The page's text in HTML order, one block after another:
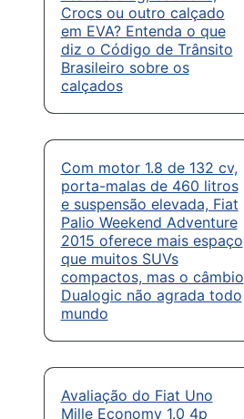
Crocs ou outro calçado
em EVA? Entenda o que
diz o Código de Trânsito
Brasileiro sobre os
calçados
Com motor 1.8 de 132 cv,
porta-malas de 460 litros
e suspensão elevada, Fiat
Palio Weekend Adventure
2015 oferece mais espaço
que muitos SUVs
compactos, mas o câmbio
Dualogic não agrada todo
mundo
Avaliação do Fiat Uno
Mille Economy 1.0 4p